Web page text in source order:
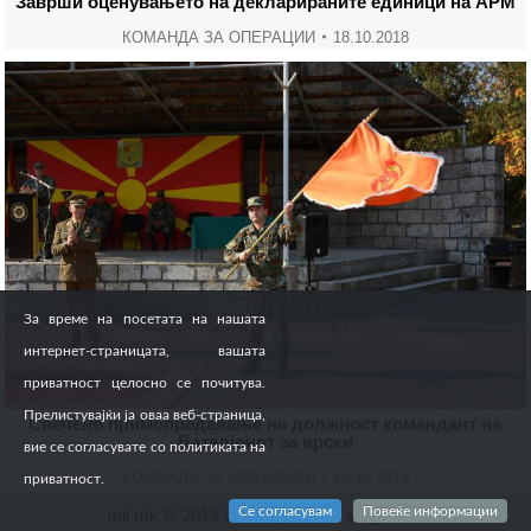
КОМАНДА ЗА ОПЕРАЦИИ 18.10.2018
Свечено примопредавање на должност командант на
Баталјонот за врски
mil.mk © 2019 Сите права се задржани
За време на посетата на нашата
интернет-страницата, вашата
приватност целосно се почитува.
Прелистувајќи ја оваа веб-страница,
вие се согласувате со политиката на
приватност.
Се согласувам Повеќе информации